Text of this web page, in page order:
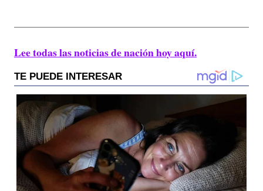
Lee todas las noticias de nación hoy aquí.